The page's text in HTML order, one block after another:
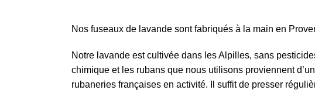
Nos fuseaux de lavande sont fabriqués à la main en
Notre lavande est cultivée dans les Alpilles, sans
chimique et les rubans que nous utilisons proviennent
rubaneries françaises en activité. Il suffit de presser